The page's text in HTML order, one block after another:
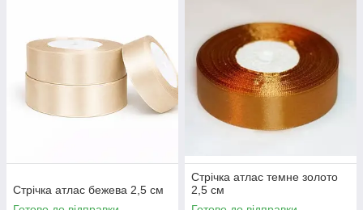
Стрічка атлас бежева 2,5 см
Стрічка атлас темне золото
2,5 см